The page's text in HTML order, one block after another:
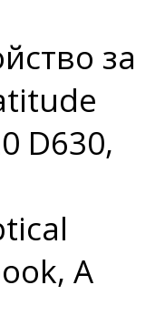
за
D630,
А